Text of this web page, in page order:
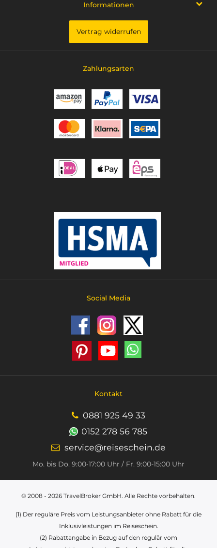
Informationen
Vertrag widerrufen
Zahlungsarten
Social Media
Kontakt
0881 925 49 33
0152 278 56 785
service@reiseschein.de
Mo. bis Do. 9:00‑17:00 Uhr / Fr. 9:00-15:00 Uhr
© 2008 - 2026 TravelBroker GmbH. Alle Rechte vorbehalten.
(1) Der reguläre Preis vom Leistungsanbieter ohne Rabatt für die
Inklusivleistungen im Reiseschein.
(2) Rabattangabe in Bezug auf den regulär vom